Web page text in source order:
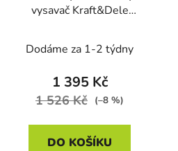
vysavač Kraft&Dele
Dodáme za 1-2 týdny
1 395 Kč
1 526 Kč (–8 %)
DO KOŠÍKU